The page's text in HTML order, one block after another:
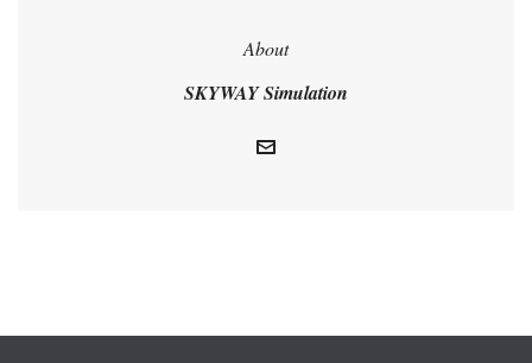
About
SKYWAY Simulation